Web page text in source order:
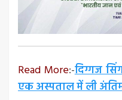
Read More:-दिग्गज
एक अस्पताल में ली